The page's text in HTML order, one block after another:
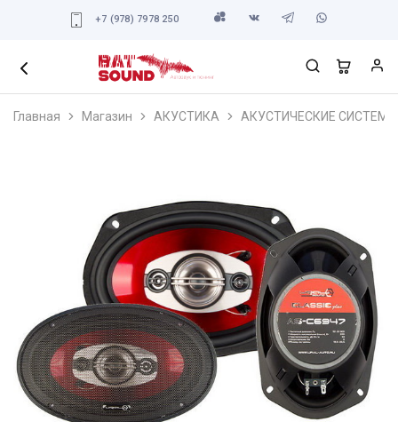
+7 (978) 7978 250
Главная Магазин АКУСТИКА АКУСТИЧЕСКИЕ СИСТЕМЫ